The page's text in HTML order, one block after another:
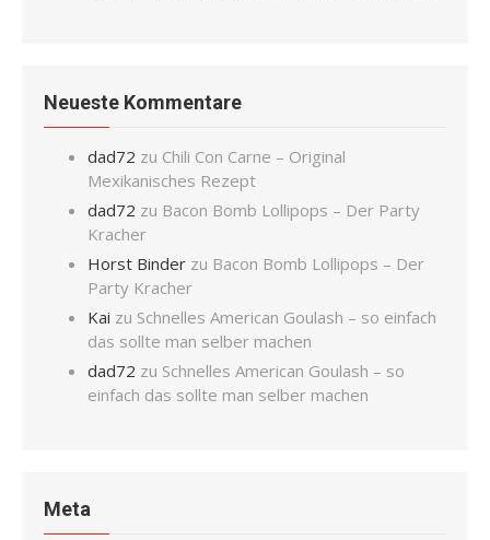
Neueste Kommentare
dad72 zu Chili Con Carne – Original
Mexikanisches Rezept
dad72 zu Bacon Bomb Lollipops – Der Party
Kracher
Horst Binder zu Bacon Bomb Lollipops – Der
Party Kracher
Kai zu Schnelles American Goulash – so einfach
das sollte man selber machen
dad72 zu Schnelles American Goulash – so
einfach das sollte man selber machen
Meta